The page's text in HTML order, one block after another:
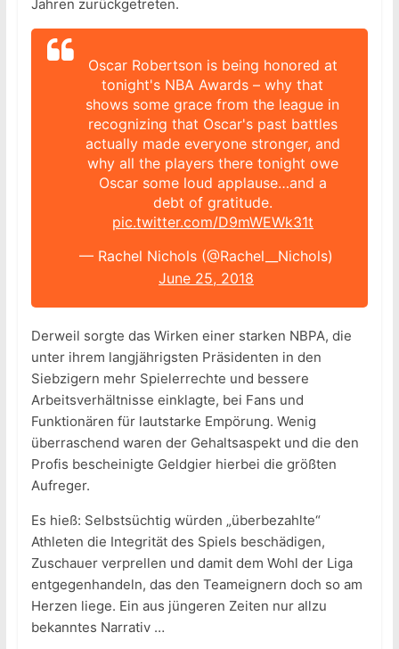
Jahren zurückgetreten.
Oscar Robertson is being honored at
tonight's NBA Awards – why that
shows some grace from the league in
recognizing that Oscar's past battles
actually made everyone stronger, and
why all the players there tonight owe
Oscar some loud applause…and a
debt of gratitude.
pic.twitter.com/D9mWEWk31t
— Rachel Nichols (@Rachel__Nichols)
June 25, 2018
Derweil sorgte das Wirken einer starken NBPA, die
unter ihrem langjährigsten Präsidenten in den
Siebzigern mehr Spielerrechte und bessere
Arbeitsverhältnisse einklagte, bei Fans und
Funktionären für lautstarke Empörung. Wenig
überraschend waren der Gehaltsaspekt und die den
Profis bescheinigte Geldgier hierbei die größten
Aufreger.
Es hieß: Selbstsüchtig würden „überbezahlte“
Athleten die Integrität des Spiels beschädigen,
Zuschauer verprellen und damit dem Wohl der Liga
entgegenhandeln, das den Teameignern doch so am
Herzen liege. Ein aus jüngeren Zeiten nur allzu
bekanntes Narrativ …